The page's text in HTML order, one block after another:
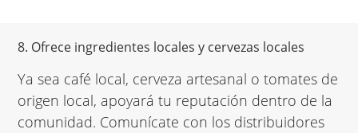
8. Ofrece ingredientes locales y cervezas locales
Ya sea café local, cerveza artesanal o tomates de
origen local, apoyará tu reputación dentro de la
comunidad. Comunícate con los distribuidores